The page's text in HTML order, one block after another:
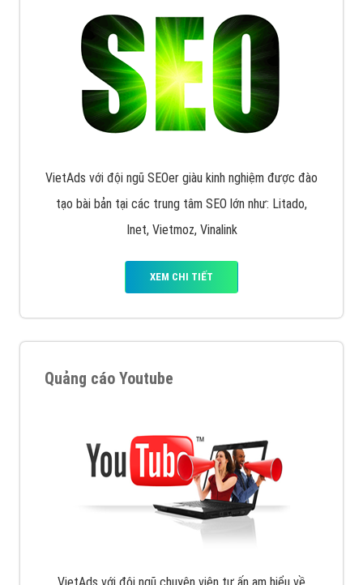
VietAds với đội ngũ SEOer giàu kinh nghiệm được đào
tạo bài bản tại các trung tâm SEO lớn như: Litado,
Inet, Vietmoz, Vinalink
XEM CHI TIẾT
Quảng cáo Youtube